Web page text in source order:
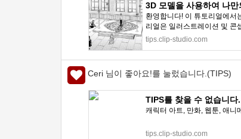
3D 모델을 사용하여 나
환영합니다! 이 튜토리얼에서
리얼은 일러스트레이션 및 콘
tips.clip-studio.com
Ceri 님이 좋아요!를 눌렀습니다.(TIPS)
TIPS를 찾을 수 없습니
캐릭터 아트, 만화, 웹툰, 애니
tips.clip-studio.com